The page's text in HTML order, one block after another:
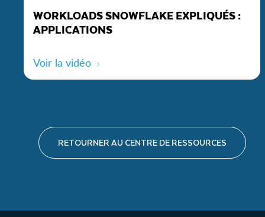
WORKLOADS SNOWFLAKE EXPLIQUÉS :
APPLICATIONS
Voir la vidéo
RETOURNER AU CENTRE DE RESSOURCES